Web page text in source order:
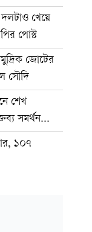
খেয়ে
পোস্ট
জোটের
সৌদি
শেখ
সমর্থন
১০৭